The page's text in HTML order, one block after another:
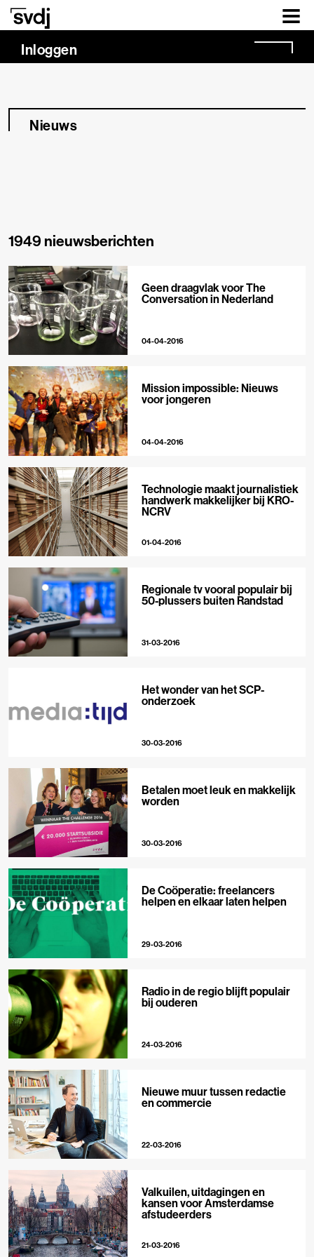
Naar hoofdinhoud
Inloggen
Nieuws
1949 nieuwsberichten
Geen draagvlak voor The
Conversation in Nederland
04-04-2016
Mission impossible: Nieuws
voor jongeren
04-04-2016
Technologie maakt journalistiek
handwerk makkelijker bij KRO-
NCRV
01-04-2016
Regionale tv vooral populair bij
50-plussers buiten Randstad
31-03-2016
Het wonder van het SCP-
onderzoek
30-03-2016
Betalen moet leuk en makkelijk
worden
30-03-2016
De Coöperatie: freelancers
helpen en elkaar laten helpen
29-03-2016
Radio in de regio blijft populair
bij ouderen
24-03-2016
Nieuwe muur tussen redactie
en commercie
22-03-2016
Valkuilen, uitdagingen en
kansen voor Amsterdamse
afstudeerders
21-03-2016